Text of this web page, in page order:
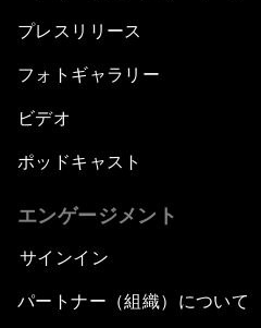
プレスリリース
フォトギャラリー
ビデオ
ポッドキャスト
エンゲージメント
サインイン
パートナー（組織）について